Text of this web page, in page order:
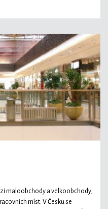
maloobchody a velkoobchody,
míst. V Česku se